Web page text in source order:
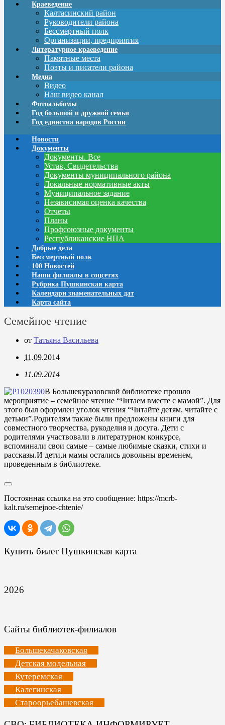
Краеведение
Калтасинский район
Руководители района
Бессмертный полк
Организации, предприятия
Литературное краеведение
Памятные места
Поэты и писатели района
Медиа
Видео
Наш видео канал
Фотоальбомы
Год большой и дружной семьи
Год единства народов России
Новости
Документы
Документы. Все
Устав, Свидетельства
Документы муниципального района
Локальные нормативные акты
Муниципальное задание
Независимая оценка качества
Отчеты
Планы
Профсоюзные документы
Республиканские НПА
Добрые дела
Бессмертный полк
100 Новостей
Наши филиалы в соцсетях
Рубрика Пушкинская карта
Календари знаменательных дат
Карта сайта
Семейное чтение
от Татьяна Васильева
11.09.2014
11.09.2014
В Большекуразовской библиотеке прошло
мероприятие – семейное чтение “Читаем вместе с мамой”. Для
этого был оформлен уголок чтения “Читайте детям, читайте с
детьми”.Родителям также были предложены книги для
совместного творчества, рукоделия и досуга. Дети с
родителями участвовали в литературном конкурсе,
вспоминали свои самые – самые любимые сказки, стихи и
рассказы.И дети,и мамы остались довольны временем,
проведенным в библиотеке.
Постоянная ссылка на это сообщение: https://mcrb-
kalt.ru/semejnoe-chtenie/
Купить билет Пушкинская карта
2026
Сайты библиотек-филиалов
Большекачаковская
Детская модельная
Кутеремская
Калегинская
Староорьебашевская